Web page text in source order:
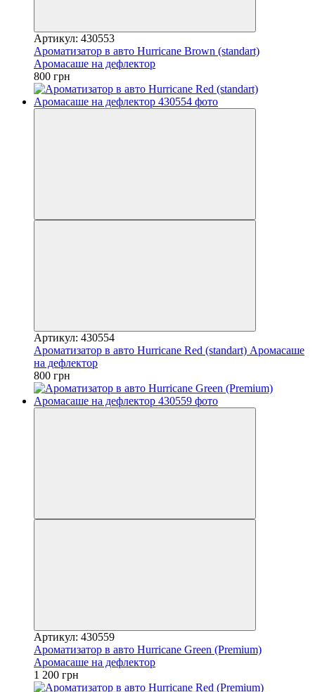
Артикул: 430553
Ароматизатор в авто Hurricane Brown (standart)
Аромасаше на дефлектор
800 грн
Артикул: 430554
Ароматизатор в авто Hurricane Red (standart) Аромасаше
на дефлектор
800 грн
Артикул: 430559
Ароматизатор в авто Hurricane Green (Premium)
Аромасаше на дефлектор
1 200 грн